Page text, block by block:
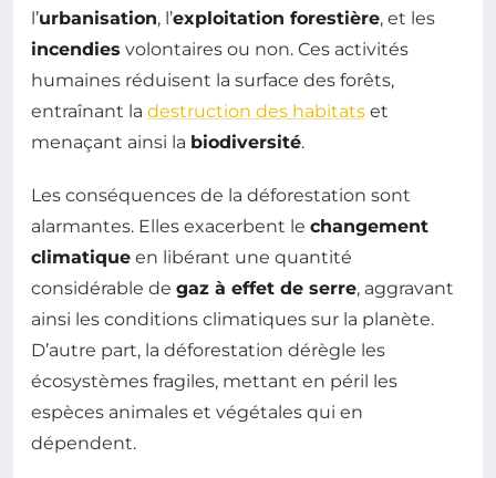
l’urbanisation, l’exploitation forestière, et les
incendies volontaires ou non. Ces activités
humaines réduisent la surface des forêts,
entraînant la destruction des habitats et
menaçant ainsi la biodiversité.
Les conséquences de la déforestation sont
alarmantes. Elles exacerbent le changement
climatique en libérant une quantité
considérable de gaz à effet de serre, aggravant
ainsi les conditions climatiques sur la planète.
D’autre part, la déforestation dérègle les
écosystèmes fragiles, mettant en péril les
espèces animales et végétales qui en
dépendent.